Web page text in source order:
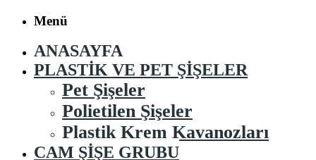
Menü
ANASAYFA
PLASTIK VE PET ŞIŞELER
Pet Şişeler
Polietilen Şişeler
Plastik Krem Kavanozları
CAM ŞIŞE GRUBU